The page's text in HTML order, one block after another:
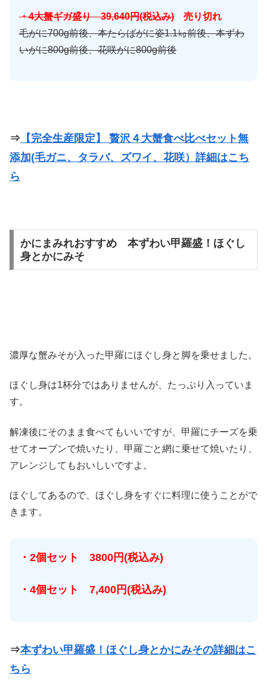
・4大蟹ギガ盛り 39,640円(税込み) 売り切れ
毛がに700g前後、本たらばがに姿1.1㎏前後、本ずわ
いがに800g前後、花咲がに800g前後
⇒ 【完全生産限定】 贅沢４大蟹食べ比べセット無
添加(毛ガニ、タラバ、ズワイ、花咲）詳細はこち
ら
かにまみれおすすめ 本ずわい甲羅盛！ほぐし
身とかにみそ
濃厚な蟹みそが入った甲羅にほぐし身と脚を乗せました。
ほぐし身は1杯分ではありませんが、たっぷり入っていま
す。
解凍後にそのまま食べてもいいですが、甲羅にチーズを乗
せてオーブンで焼いたり、甲羅ごと網に乗せて焼いたり、
アレンジしてもおいしいですよ。
ほぐしてあるので、ほぐし身をすぐに料理に使うことがで
きます。
・2個セット 3800円(税込み)
・4個セット 7,400円(税込み)
⇒本ずわい甲羅盛！ほぐし身とかにみその詳細はこ
ちら